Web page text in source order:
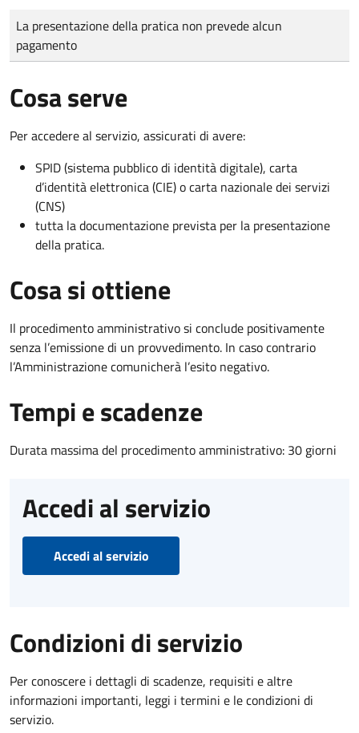
Tipo di pagamento
Importo
La presentazione della pratica non prevede alcun
pagamento
Cosa serve
Per accedere al servizio, assicurati di avere:
SPID (sistema pubblico di identità digitale), carta
d’identità elettronica (CIE) o carta nazionale dei servizi
(CNS)
tutta la documentazione prevista per la presentazione
della pratica.
Cosa si ottiene
Il procedimento amministrativo si conclude positivamente
senza l’emissione di un provvedimento. In caso contrario
l’Amministrazione comunicherà l’esito negativo.
Tempi e scadenze
Durata massima del procedimento amministrativo: 30 giorni
Accedi al servizio
Accedi al servizio
Condizioni di servizio
Per conoscere i dettagli di scadenze, requisiti e altre
informazioni importanti, leggi i termini e le condizioni di
servizio.